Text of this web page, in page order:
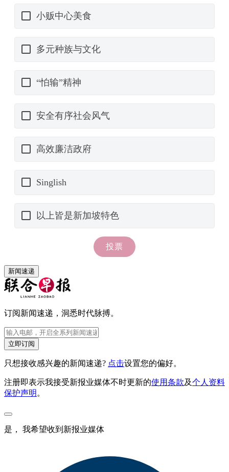
新闻速递
订阅新闻速递，洞悉时代脉搏。
立即订阅
只想接收感兴趣的新闻速递? 点击设置您的偏好。
注册即表示我接受新报业媒体不时更新的使用条款及个人资料
保护声明 。
是， 我希望收到新报业媒体